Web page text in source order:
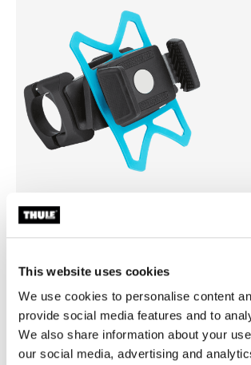
This website uses cookies
We use cookies to personalise content
provide social media features and to
We also share information about your
our social media, advertising and
negro